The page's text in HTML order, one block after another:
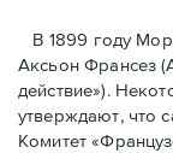
В 1899 году
Аксьон Франсез
действие»).
утверждают, что
Комитет